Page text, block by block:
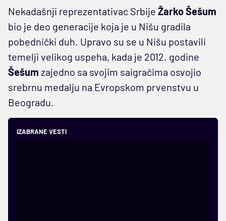
Nekadašnji reprezentativac Srbije Žarko Šešum
bio je deo generacije koja je u Nišu gradila
pobednički duh. Upravo su se u Nišu postavili
temelji velikog uspeha, kada je 2012. godine
Šešum zajedno sa svojim saigračima osvojio
srebrnu medalju na Evropskom prvenstvu u
Beogradu.
IZABRANE VESTI